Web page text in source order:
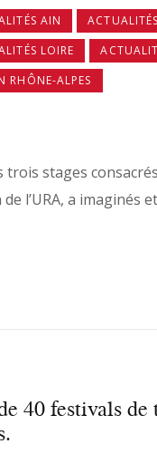
AIN
LOIRE
RHÔNE-ALPES
trois stages
l’URA, a
40 festivals